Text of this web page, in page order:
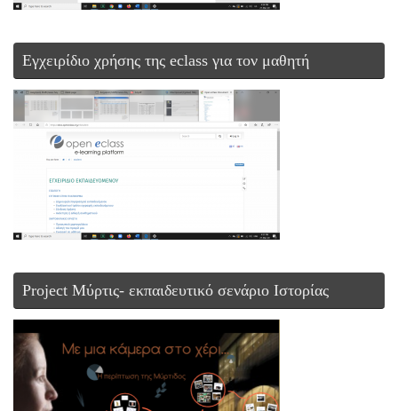
Εγχειρίδιο χρήσης της eclass για τον μαθητή
Project Μύρτις- εκπαιδευτικό σενάριο Ιστορίας